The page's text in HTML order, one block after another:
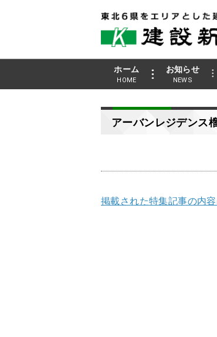
ホーム
HOME
お知らせ
NEWS
アーバンレジデンス
掲載された特集記事の内